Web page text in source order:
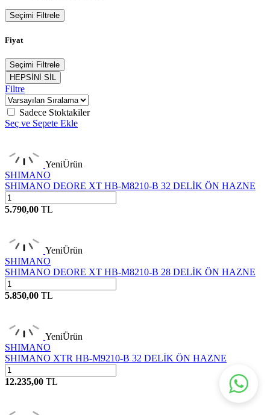
Seçimi Filtrele
Fiyat
Seçimi Filtrele
HEPSİNİ SİL
Filtre
Sadece Stoktakiler
Seç ve Sepete Ekle
YeniÜrün
SHIMANO
SHIMANO DEORE XT HB-M8210-B 32 DELİK ÖN HAZNE
5.790,00 TL
YeniÜrün
SHIMANO
SHIMANO DEORE XT HB-M8210-B 28 DELİK ÖN HAZNE
5.850,00 TL
YeniÜrün
SHIMANO
SHIMANO XTR HB-M9210-B 32 DELİK ÖN HAZNE
12.235,00 TL